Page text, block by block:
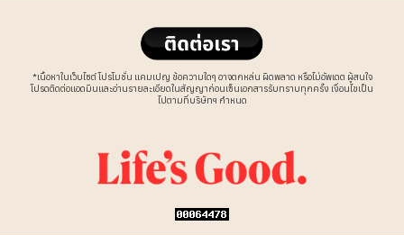
*เนื้อหาในเว็บไซต์ โปรโมชั่น แคมเปญ ข้อความใดๆ อาจตกหล่น ผิดพลาด หรือไม่อัพเดต ผู้สนใจ
โปรดติดต่อแอดมินและอ่านรายละเอียดในสัญญาก่อนเซ็นเอกสารรับทราบทุกครั้ง เงื่อนไขเป็น
ไปตามที่บริษัทฯ กำหนด